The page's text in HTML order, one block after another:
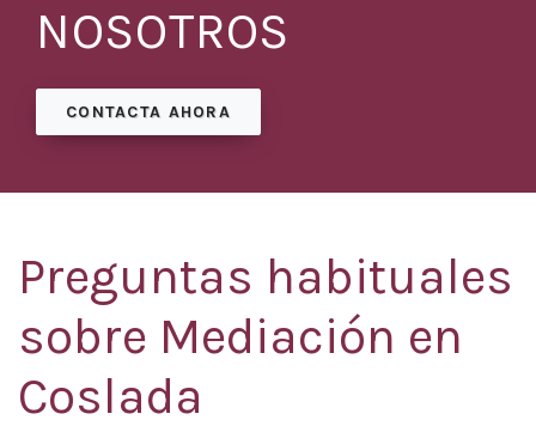
NOSOTROS
CONTACTA AHORA
Preguntas habituales
sobre Mediación en
Coslada